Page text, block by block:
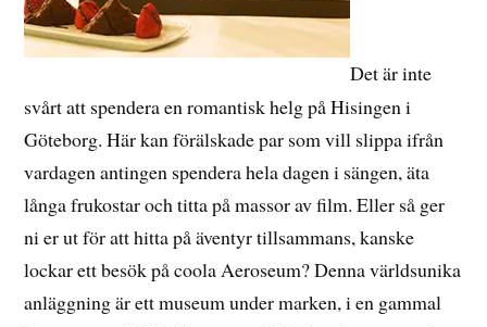
Det är inte
svårt att spendera en romantisk helg på Hisingen i
Göteborg. Här kan förälskade par som vill slippa ifrån
vardagen antingen spendera hela dagen i sängen, äta
långa frukostar och titta på massor av film. Eller så ger
ni er ut för att hitta på äventyr tillsammans, kanske
lockar ett besök på coola Aeroseum? Denna världsunika
anläggning är ett museum under marken, i en gammal